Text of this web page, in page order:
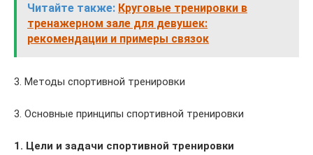
Читайте также: Круговые тренировки в
тренажерном зале для девушек:
рекомендации и примеры связок
3. Методы спортивной тренировки
3. Основные принципы спортивной тренировки
1. Цели и задачи спортивной тренировки